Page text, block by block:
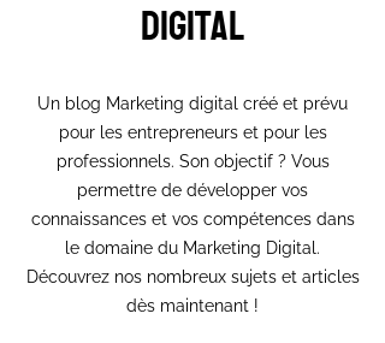
digital
Un blog Marketing digital créé et prévu
pour les entrepreneurs et pour les
professionnels. Son objectif ? Vous
permettre de développer vos
connaissances et vos compétences dans
le domaine du Marketing Digital.
Découvrez nos nombreux sujets et articles
dès maintenant !